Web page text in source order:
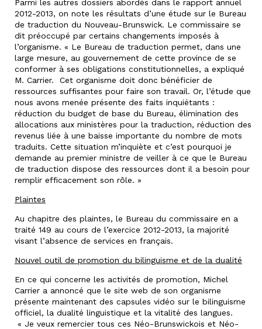
Parmi les autres dossiers abordés dans le rapport annuel
2012-2013, on note les résultats d’une étude sur le Bureau
de traduction du Nouveau-Brunswick. Le commissaire se
dit préoccupé par certains changements imposés à
l’organisme. « Le Bureau de traduction permet, dans une
large mesure, au gouvernement de cette province de se
conformer à ses obligations constitutionnelles, a expliqué
M. Carrier. Cet organisme doit donc bénéficier de
ressources suffisantes pour faire son travail. Or, l’étude que
nous avons menée présente des faits inquiétants :
réduction du budget de base du Bureau, élimination des
allocations aux ministères pour la traduction, réduction des
revenus liée à une baisse importante du nombre de mots
traduits. Cette situation m’inquiète et c’est pourquoi je
demande au premier ministre de veiller à ce que le Bureau
de traduction dispose des ressources dont il a besoin pour
remplir efficacement son rôle. »
Plaintes
Au chapitre des plaintes, le Bureau du commissaire en a
traité 149 au cours de l’exercice 2012-2013, la majorité
visant l’absence de services en français.
Nouvel outil de promotion du bilinguisme et de la dualité
En ce qui concerne les activités de promotion, Michel
Carrier a annoncé que le site web de son organisme
présente maintenant des capsules vidéo sur le bilinguisme
officiel, la dualité linguistique et la vitalité des langues.
« Je veux remercier tous ces Néo-Brunswickois et Néo-